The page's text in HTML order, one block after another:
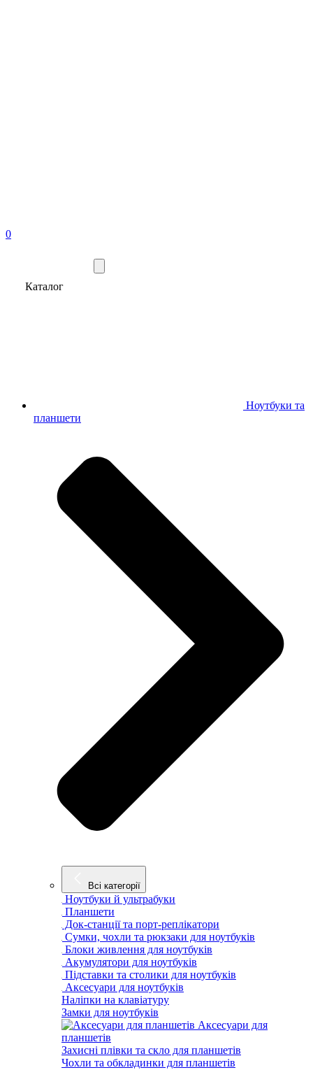
0
Каталог
Ноутбуки та
планшети
Всі категорії
Ноутбуки й ультрабуки
Планшети
Док-станції та порт-реплікатори
Сумки, чохли та рюкзаки для ноутбуків
Блоки живлення для ноутбуків
Акумулятори для ноутбуків
Підставки та столики для ноутбуків
Аксесуари для ноутбуків
Наліпки на клавіатуру
Замки для ноутбуків
Аксесуари для
планшетів
Захисні плівки та скло для планшетів
Чохли та обкладинки для планшетів